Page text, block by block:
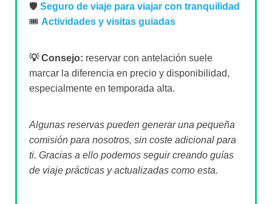
🛡️ Seguro de viaje para viajar con tranquilidad
🎟️ Actividades y visitas guiadas
💡 Consejo: reservar con antelación suele
marcar la diferencia en precio y disponibilidad,
especialmente en temporada alta.
Algunas reservas pueden generar una pequeña
comisión para nosotros, sin coste adicional para
ti. Gracias a ello podemos seguir creando guías
de viaje prácticas y actualizadas como esta.